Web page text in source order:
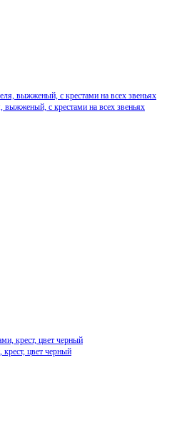
выжженый, с крестами на всех звеньях
крест, цвет черный